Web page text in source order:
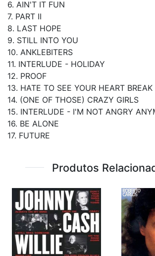
6. AIN'T IT FUN
7. PART II
8. LAST HOPE
9. STILL INTO YOU
10. ANKLEBITERS
11. INTERLUDE - HOLIDAY
12. PROOF
13. HATE TO SEE YOUR HEART BREAK
14. (ONE OF THOSE) CRAZY GIRLS
15. INTERLUDE - I'M NOT ANGRY
16. BE ALONE
17. FUTURE
Produtos